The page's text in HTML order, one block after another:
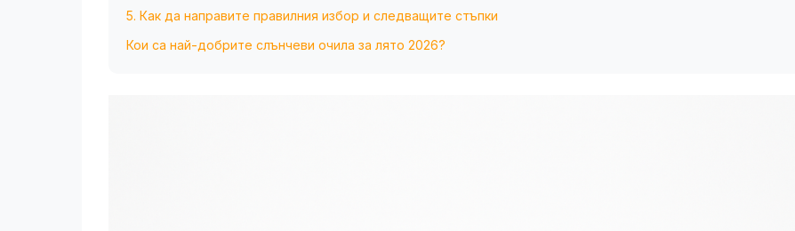
5. Как да направите правилния избор и следващите стъпки
Кои са най-добрите слънчеви очила за лято 2026?